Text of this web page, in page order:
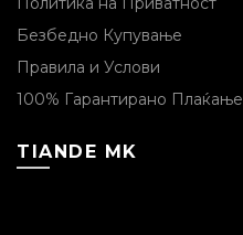
Безбедно Купување
Правила и Услови
100% Гарантирано Плаќање
TIANDE MK